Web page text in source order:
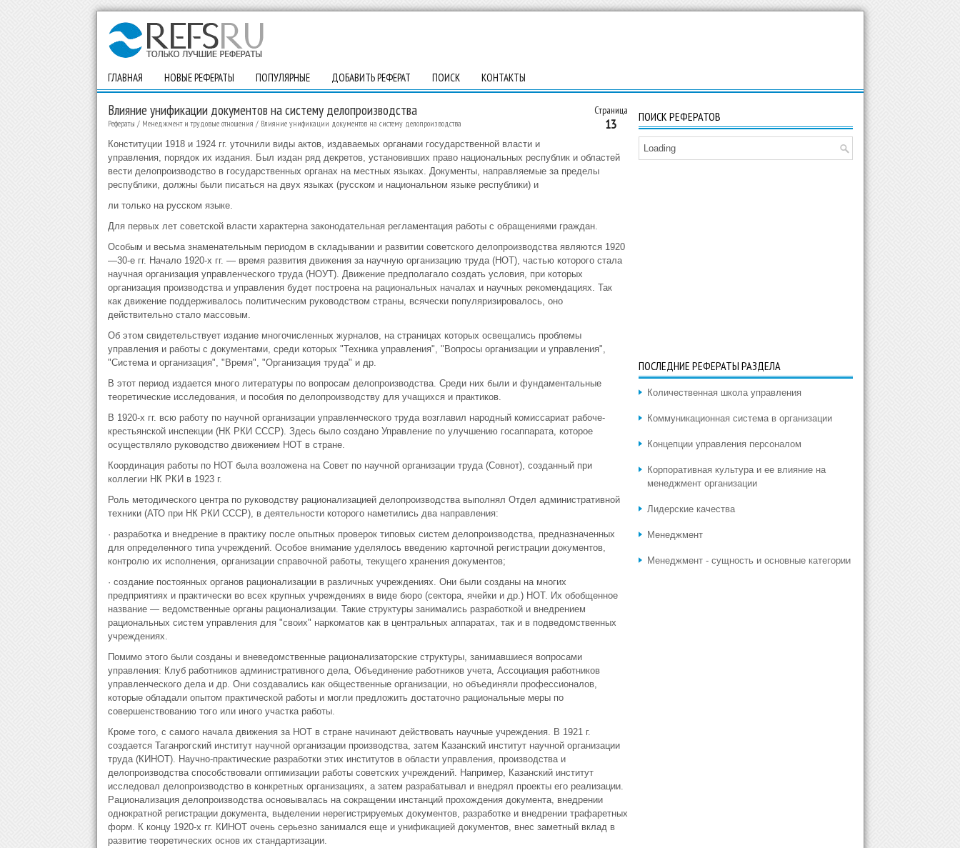
ГЛАВНАЯ НОВЫЕ РЕФЕРАТЫ ПОПУЛЯРНЫЕ ДОБАВИТЬ РЕФЕРАТ ПОИСК КОНТАКТЫ
Страница
13
Влияние унификации документов на систему делопроизводства
Рефераты / Менеджмент и трудовые отношения / Влияние унификации документов на систему делопроизводства
Конституции 1918 и 1924 гг. уточнили виды актов, издаваемых органами государственной власти и
управления, порядок их издания. Был издан ряд декретов, установивших право национальных республик и областей
вести делопроизводство в государственных органах на местных языках. Документы, направляемые за пределы
республики, должны были писаться на двух языках (русском и национальном языке республики) и
ли только на русском языке.
Для первых лет советской власти характерна законодательная регламентация работы с обращениями граждан.
Особым и весьма знаменательным периодом в складывании и развитии советского делопроизводства являются 1920
—30-е гг. Начало 1920-х гг. — время развития движения за научную организацию труда (НОТ), частью которого стала
научная организация управленческого труда (НОУТ). Движение предполагало создать условия, при которых
организация производства и управления будет построена на рациональных началах и научных рекомендациях. Так
как движение поддерживалось политическим руководством страны, всячески популяризировалось, оно
действительно стало массовым.
Об этом свидетельствует издание многочисленных журналов, на страницах которых освещались проблемы
управления и работы с документами, среди которых "Техника управления", "Вопросы организации и управления",
"Система и организация", "Время", "Организация труда" и др.
В этот период издается много литературы по вопросам делопроизводства. Среди них были и фундаментальные
теоретические исследования, и пособия по делопроизводству для учащихся и практиков.
В 1920-х гг. всю работу по научной организации управленческого труда возглавил народный комиссариат рабоче-
крестьянской инспекции (НК РКИ СССР). Здесь было создано Управление по улучшению госаппарата, которое
осуществляло руководство движением НОТ в стране.
Координация работы по НОТ была возложена на Совет по научной организации труда (Совнот), созданный при
коллегии НК РКИ в 1923 г.
Роль методического центра по руководству рационализацией делопроизводства выполнял Отдел административной
техники (АТО при НК РКИ СССР), в деятельности которого наметились два направления:
· разработка и внедрение в практику после опытных проверок типовых систем делопроизводства, предназначенных
для определенного типа учреждений. Особое внимание уделялось введению карточной регистрации документов,
контролю их исполнения, организации справочной работы, текущего хранения документов;
· создание постоянных органов рационализации в различных учреждениях. Они были созданы на многих
предприятиях и практически во всех крупных учреждениях в виде бюро (сектора, ячейки и др.) НОТ. Их обобщенное
название — ведомственные органы рационализации. Такие структуры занимались разработкой и внедрением
рациональных систем управления для "своих" наркоматов как в центральных аппаратах, так и в подведомственных
учреждениях.
Помимо этого были созданы и вневедомственные рационализаторские структуры, занимавшиеся вопросами
управления: Клуб работников административного дела, Объединение работников учета, Ассоциация работников
управленческого дела и др. Они создавались как общественные организации, но объединяли профессионалов,
которые обладали опытом практической работы и могли предложить достаточно рациональные меры по
совершенствованию того или иного участка работы.
Кроме того, с самого начала движения за НОТ в стране начинают действовать научные учреждения. В 1921 г.
создается Таганрогский институт научной организации производства, затем Казанский институт научной организации
труда (КИНОТ). Научно-практические разработки этих институтов в области управления, производства и
делопроизводства способствовали оптимизации работы советских учреждений. Например, Казанский институт
исследовал делопроизводство в конкретных организациях, а затем разрабатывал и внедрял проекты его реализации.
Рационализация делопроизводства основывалась на сокращении инстанций прохождения документа, внедрении
однократной регистрации документа, выделении нерегистрируемых документов, разработке и внедрении трафаретных
форм. К концу 1920-х гг. КИНОТ очень серьезно занимался еще и унификацией документов, внес заметный вклад в
развитие теоретических основ их стандартизации.
ПОИСК РЕФЕРАТОВ
Loading
ПОСЛЕДНИЕ РЕФЕРАТЫ РАЗДЕЛА
Количественная школа управления
Коммуникационная система в организации
Концепции управления персоналом
Корпоративная культура и ее влияние на
менеджмент организации
Лидерские качества
Менеджмент
Менеджмент - сущность и основные категории